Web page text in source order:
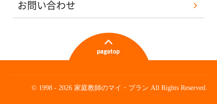
お問い合わせ
© 1998 - 2026 家庭教師のマイ・プラン All Rights Reserved.